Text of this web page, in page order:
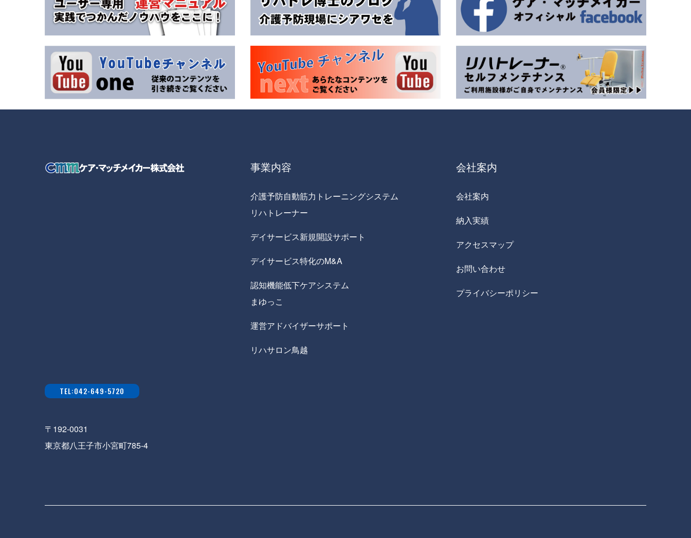
事業内容
介護予防自動筋力トレーニングシステム
リハトレーナー
デイサービス新規開設サポート
デイサービス特化のM&A
認知機能低下ケアシステム
まゆっこ
運営アドバイザーサポート
リハサロン鳥越
会社案内
会社案内
納入実績
アクセスマップ
お問い合わせ
プライバシーポリシー
TEL:042-649-5720
〒192-0031
東京都八王子市小宮町785-4